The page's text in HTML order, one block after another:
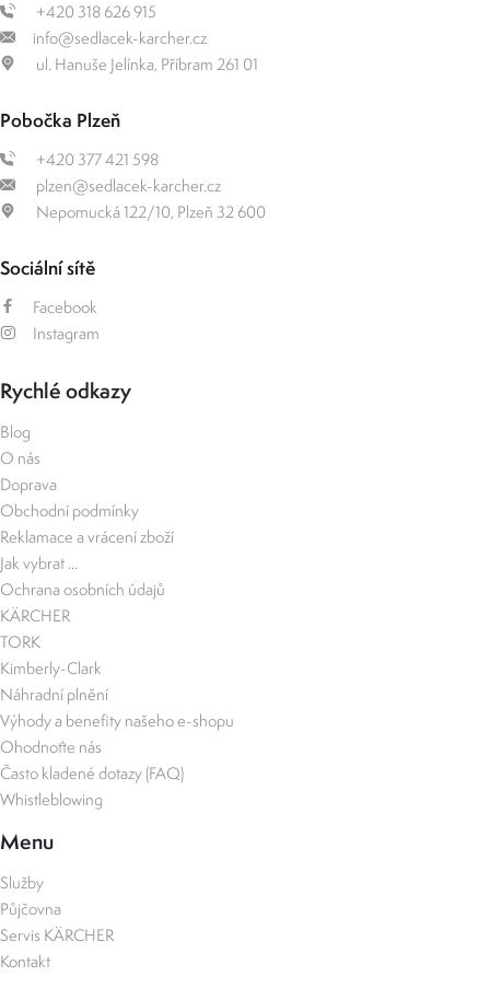
+420 318 626 915
info@sedlacek-karcher.cz
ul. Hanuše Jelínka, Příbram 261 01
Pobočka Plzeň
+420 377 421 598
plzen@sedlacek-karcher.cz
Nepomucká 122/10, Plzeň 32 600
Sociální sítě
Facebook
Instagram
Rychlé odkazy
Blog
O nás
Doprava
Obchodní podmínky
Reklamace a vrácení zboží
Jak vybrat ...
Ochrana osobních údajů
KÄRCHER
TORK
Kimberly-Clark
Náhradní plnění
Výhody a benefity našeho e-shopu
Ohodnoťte nás
Často kladené dotazy (FAQ)
Whistleblowing
Menu
Služby
Půjčovna
Servis KÄRCHER
Kontakt